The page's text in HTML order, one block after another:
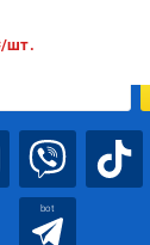
шт.
узнавать
bot